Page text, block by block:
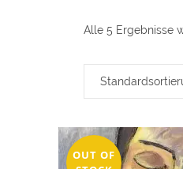
Alle 5 Ergebnisse
OUT OF